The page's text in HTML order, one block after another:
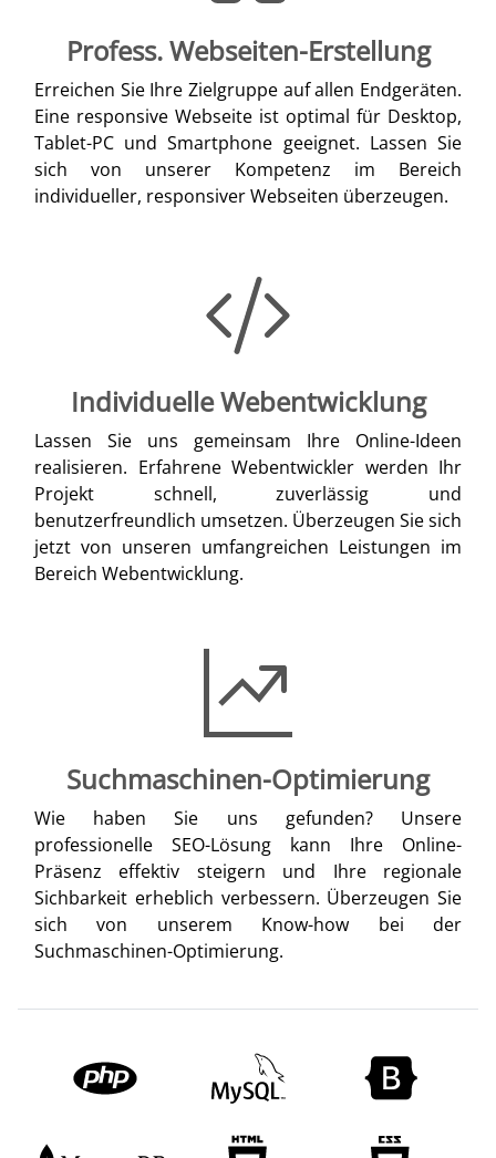
Profess. Webseiten-Erstellung
Erreichen Sie Ihre Zielgruppe auf allen Endgeräten.
Eine responsive Webseite ist optimal für Desktop,
Tablet-PC und Smartphone geeignet. Lassen Sie
sich von unserer Kompetenz im Bereich
individueller, responsiver Webseiten überzeugen.
Individuelle Webentwicklung
Lassen Sie uns gemeinsam Ihre Online-Ideen
realisieren. Erfahrene Webentwickler werden Ihr
Projekt schnell, zuverlässig und
benutzerfreundlich umsetzen. Überzeugen Sie sich
jetzt von unseren umfangreichen Leistungen im
Bereich Webentwicklung.
Suchmaschinen-Optimierung
Wie haben Sie uns gefunden? Unsere
professionelle SEO-Lösung kann Ihre Online-
Präsenz effektiv steigern und Ihre regionale
Sichbarkeit erheblich verbessern. Überzeugen Sie
sich von unserem Know-how bei der
Suchmaschinen-Optimierung.